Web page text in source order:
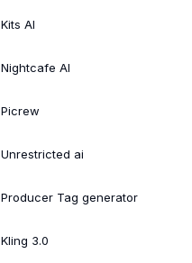
Kits AI
Nightcafe AI
Picrew
Unrestricted ai
Producer Tag generator
Kling 3.0